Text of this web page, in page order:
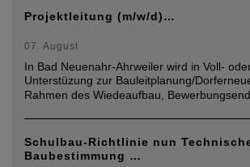
Projektleitung (m/w/d)…
07. August
In Bad Neuenahr-Ahrweiler wird in Voll-
Unterstüzung zur Bauleitplanung/
Rahmen des Wiedeaufbau,
Schulbau-Richtlinie nun
Baubestimmung …